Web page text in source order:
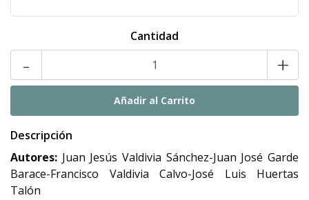
Cantidad
- +
Descripción
Autores: Juan Jesús Valdivia Sánchez-Juan José Garde
Barace-Francisco Valdivia Calvo-José Luis Huertas
Talón